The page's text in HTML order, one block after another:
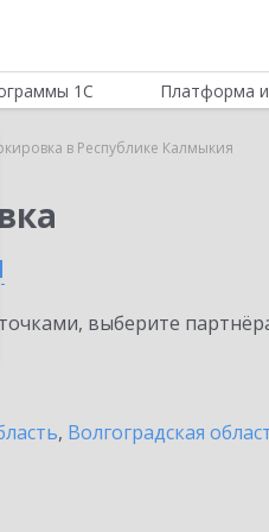
1С Платформа
в Республике Калмыкия
выберите
, Волгоградская